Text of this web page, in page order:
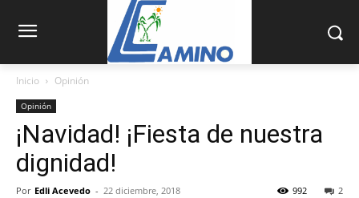
Inicio Opinión
Opinión
¡Navidad! ¡Fiesta de nuestra
dignidad!
Por Edli Acevedo - 22 diciembre, 2018 2
992